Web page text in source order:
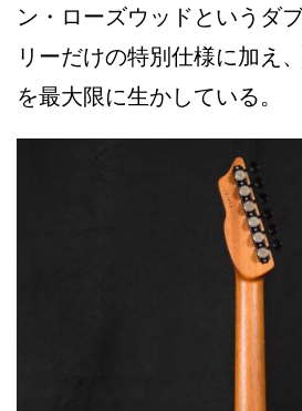
ン・ローズウッドというダ
リーだけの特別仕様に加え
を最大限に生かしている。